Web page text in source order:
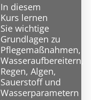
In diesem
Kurs lernen
Sie wichtige
Grundlagen zu
Pflegemaßnahmen,
Wasseraufbereitern,
Regen, Algen,
Sauerstoff und
Wasserparametern